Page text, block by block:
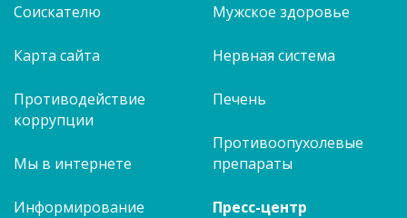
Соискателю
Карта сайта
Противодействие
коррупции
Мы в интернете
Информирование
Мужское здоровье
Нервная система
Печень
Противоопухолевые
препараты
Пресс-центр